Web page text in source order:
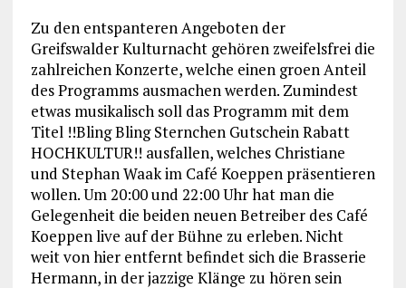
Zu den entspanteren Angeboten der
Greifswalder Kulturnacht gehören zweifelsfrei die
zahlreichen Konzerte, welche einen groen Anteil
des Programms ausmachen werden. Zumindest
etwas musikalisch soll das Programm mit dem
Titel !!Bling Bling Sternchen Gutschein Rabatt
HOCHKULTUR!! ausfallen, welches Christiane
und Stephan Waak im Café Koeppen präsentieren
wollen. Um 20:00 und 22:00 Uhr hat man die
Gelegenheit die beiden neuen Betreiber des Café
Koeppen live auf der Bühne zu erleben. Nicht
weit von hier entfernt befindet sich die Brasserie
Hermann, in der jazzige Klänge zu hören sein